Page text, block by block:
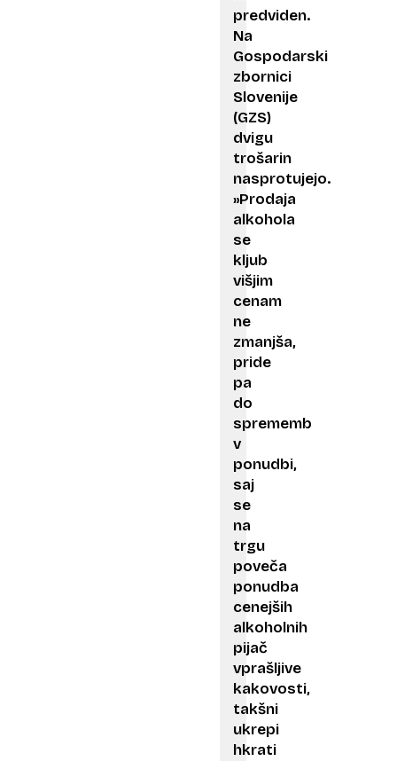
predviden.
Na
Gospodarski
zbornici
Slovenije
(GZS)
dvigu
trošarin
nasprotujejo.
»Prodaja
alkohola
se
kljub
višjim
cenam
ne
zmanjša,
pride
pa
do
sprememb
v
ponudbi,
saj
se
na
trgu
poveča
ponudba
cenejših
alkoholnih
pijač
vprašljive
kakovosti,
takšni
ukrepi
hkrati